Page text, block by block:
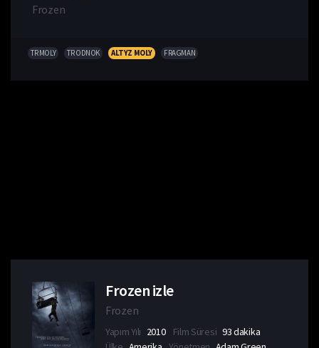
Frozen
TR MOLY TR ODNOK ALTYZ MOLY FRAGMAN
Frozen izle
Frozen
Yapım Yılı 2010 Film Süresi 93 dakika